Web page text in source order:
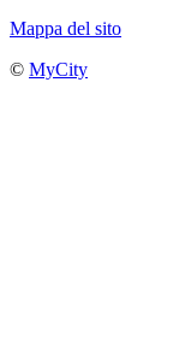
Mappa del sito
© MyCity